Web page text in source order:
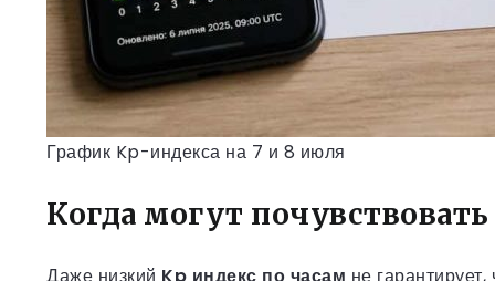
График Kp-индекса на 7 и 8 июля
Когда могут